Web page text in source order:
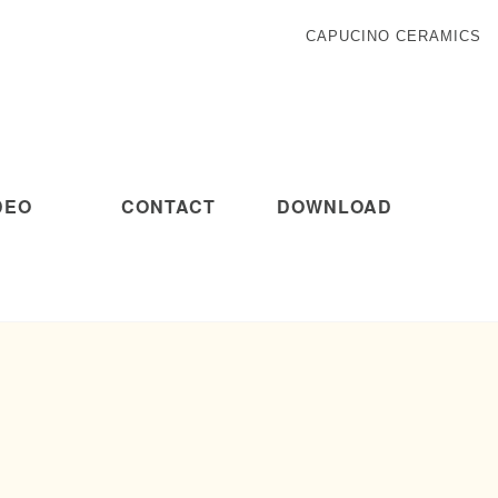
CAPUCINO CERAMICS
CONTACT DOWNLOAD